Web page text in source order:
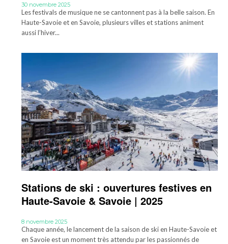
30 novembre 2025
Les festivals de musique ne se cantonnent pas à la belle saison. En
Haute-Savoie et en Savoie, plusieurs villes et stations animent
aussi l’hiver...
Stations de ski : ouvertures festives en
Haute-Savoie & Savoie | 2025
8 novembre 2025
Chaque année, le lancement de la saison de ski en Haute-Savoie et
en Savoie est un moment très attendu par les passionnés de